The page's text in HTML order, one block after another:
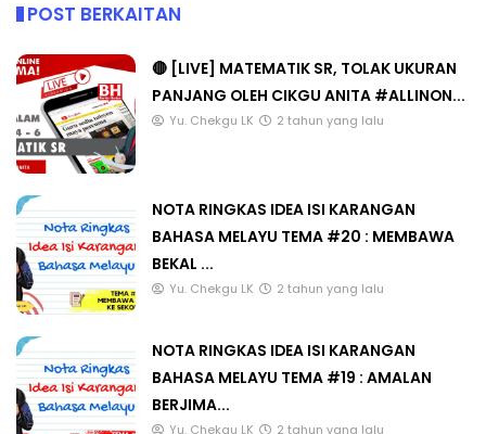
POST BERKAITAN
🔴 [LIVE] MATEMATIK SR, TOLAK UKURAN
PANJANG OLEH CIKGU ANITA #ALLINON...
Yu. Chekgu LK 2 tahun yang lalu
NOTA RINGKAS IDEA ISI KARANGAN
BAHASA MELAYU TEMA #20 : MEMBAWA
BEKAL ...
Yu. Chekgu LK 2 tahun yang lalu
NOTA RINGKAS IDEA ISI KARANGAN
BAHASA MELAYU TEMA #19 : AMALAN
BERJIMA...
Yu. Chekgu LK 2 tahun yang lalu